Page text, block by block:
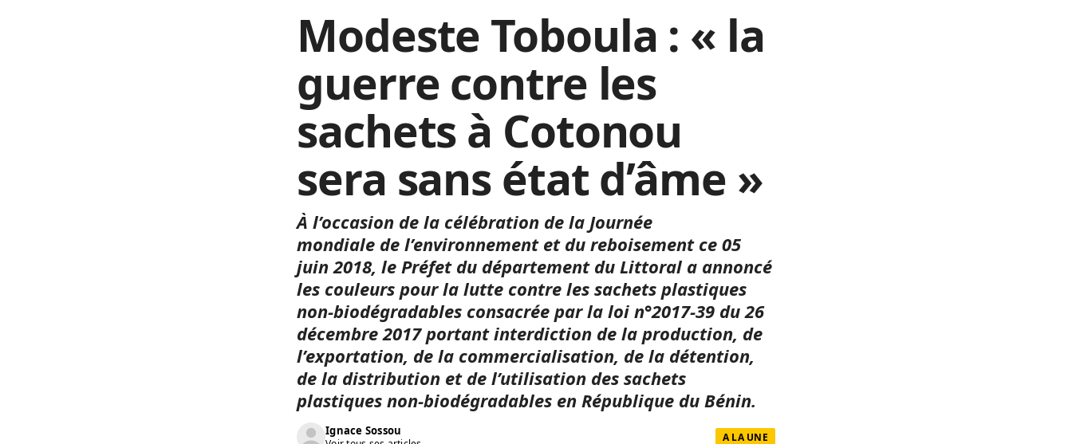
Modeste Toboula : « la
guerre contre les
sachets à Cotonou
sera sans état d’âme »
À l’occasion de la célébration de la Journée
mondiale de l’environnement et du reboisement ce 05
juin 2018, le Préfet du département du Littoral a annoncé
les couleurs pour la lutte contre les sachets plastiques
non-biodégradables consacrée par la loi n°2017-39 du 26
décembre 2017 portant interdiction de la production, de
l’exportation, de la commercialisation, de la détention,
de la distribution et de l’utilisation des sachets
plastiques non-biodégradables en République du Bénin.
Ignace Sossou A LA UNE